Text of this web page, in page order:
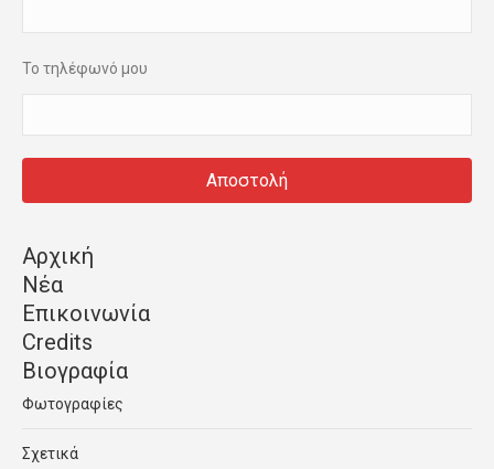
Το τηλέφωνό μου
Αρχική
Νέα
Επικοινωνία
Credits
Βιογραφία
Φωτογραφίες
Σχετικά